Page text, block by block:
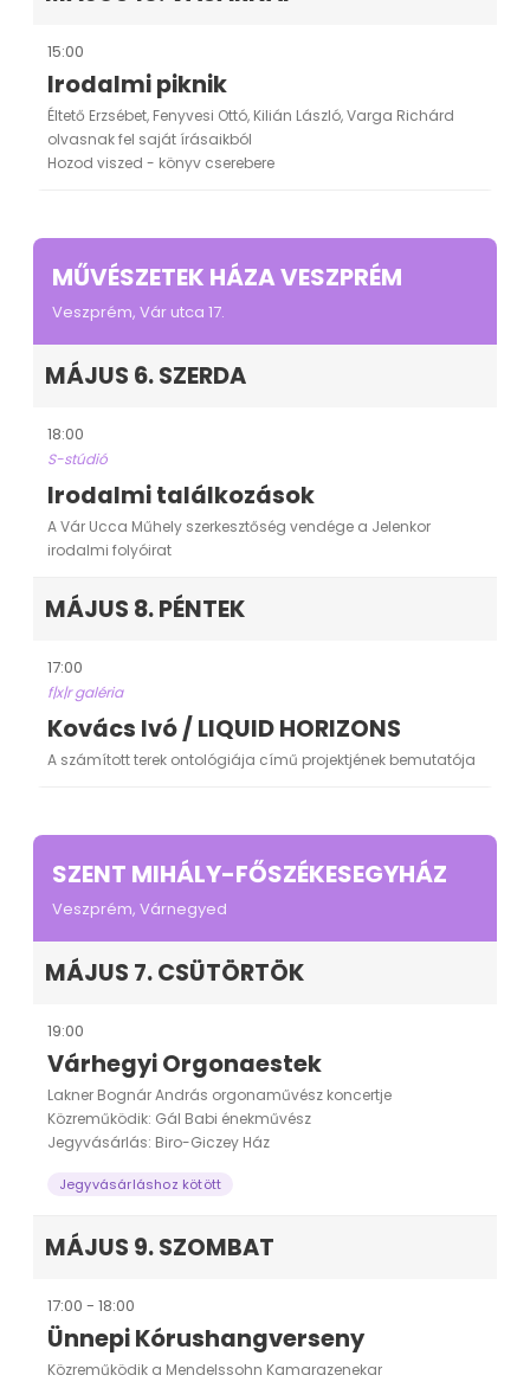
15:00
Irodalmi piknik
Éltető Erzsébet, Fenyvesi Ottó, Kilián László, Varga Richárd
olvasnak fel saját írásaikból
Hozod viszed - könyv cserebere
MŰVÉSZETEK HÁZA VESZPRÉM
Veszprém, Vár utca 17.
MÁJUS 6. SZERDA
18:00
S-stúdió
Irodalmi találkozások
A Vár Ucca Műhely szerkesztőség vendége a Jelenkor
irodalmi folyóirat
MÁJUS 8. PÉNTEK
17:00
f|x|r galéria
Kovács Ivó / LIQUID HORIZONS
A számított terek ontológiája című projektjének bemutatója
SZENT MIHÁLY-FŐSZÉKESEGYHÁZ
Veszprém, Várnegyed
MÁJUS 7. CSÜTÖRTÖK
19:00
Várhegyi Orgonaestek
Lakner Bognár András orgonaművész koncertje
Közreműködik: Gál Babi énekművész
Jegyvásárlás: Biro-Giczey Ház
Jegyvásárláshoz kötött
MÁJUS 9. SZOMBAT
17:00 - 18:00
Ünnepi Kórushangverseny
Közreműködik a Mendelssohn Kamarazenekar